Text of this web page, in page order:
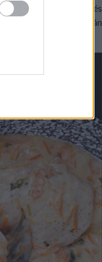
citromlével, és
húst. Habarás után